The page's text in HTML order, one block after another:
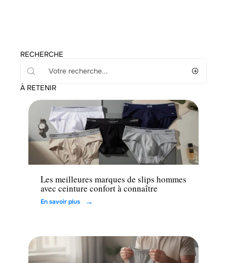
RECHERCHE
À RETENIR
Mode
Les meilleures marques de slips hommes
avec ceinture confort à connaître
En savoir plus